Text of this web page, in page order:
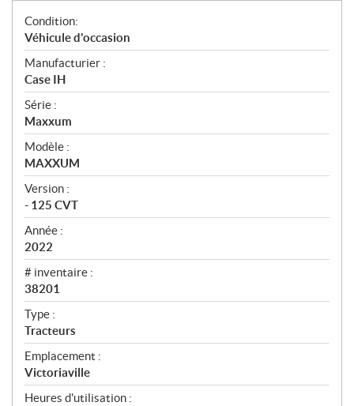
S
p
é
c
i
f
i
c
a
t
i
o
n
s
Condition:
Véhicule d'occasion
Manufacturier :
Case IH
Série :
Maxxum
Modèle :
MAXXUM
Version :
- 125 CVT
Année :
2022
# inventaire :
38201
Type :
Tracteurs
Emplacement :
Victoriaville
Heures d'utilisation :